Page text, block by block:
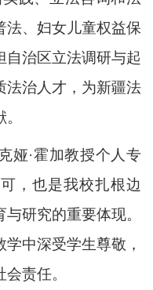
法、妇女儿童权益保
自治区立法调研与起
法治人才，为新疆法
娅·霍加教授个人专
，也是我校扎根边
研究的重要体现。
中深受学生尊敬，
责任。